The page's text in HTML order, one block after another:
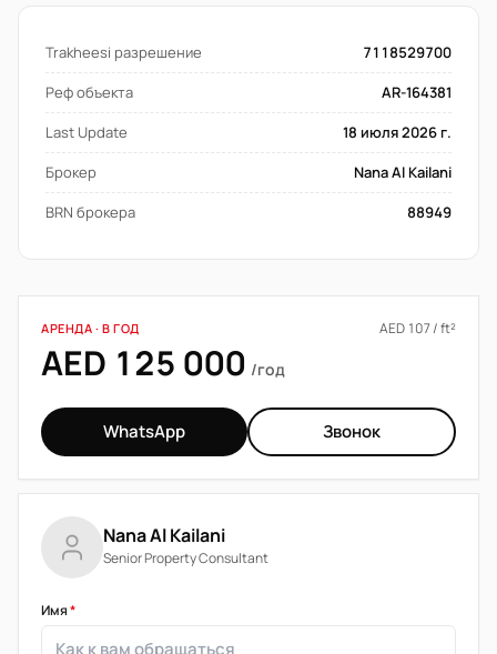
Trakheesi разрешение
7118529700
Реф объекта
AR-164381
Last Update
18 июля 2026 г.
Брокер
Nana Al Kailani
BRN брокера
88949
АРЕНДА · В ГОД AED 107 / ft²
AED 125 000 /год
WhatsApp Звонок
Nana Al Kailani
Senior Property Consultant
Имя*